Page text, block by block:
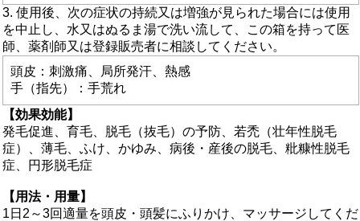
3. 使用後、次の症状の持続又は増強が見られた場合には使用
を中止し、水又はぬるま湯で洗い流して、この箱を持って医
師、薬剤師又は登録販売者に相談してください。
頭皮：刺激痛、局所発汗、熱感
手（指先）：手荒れ
【効果効能】
発毛促進、育毛、脱毛（抜毛）の予防、若禿（壮年性脱毛
症）、薄毛、ふけ、かゆみ、病後・産後の脱毛、粃糠性脱毛
症、円形脱毛症
【用法・用量】
1日2～3回適量を頭皮・頭髪にふりかけ、マッサージしてくだ